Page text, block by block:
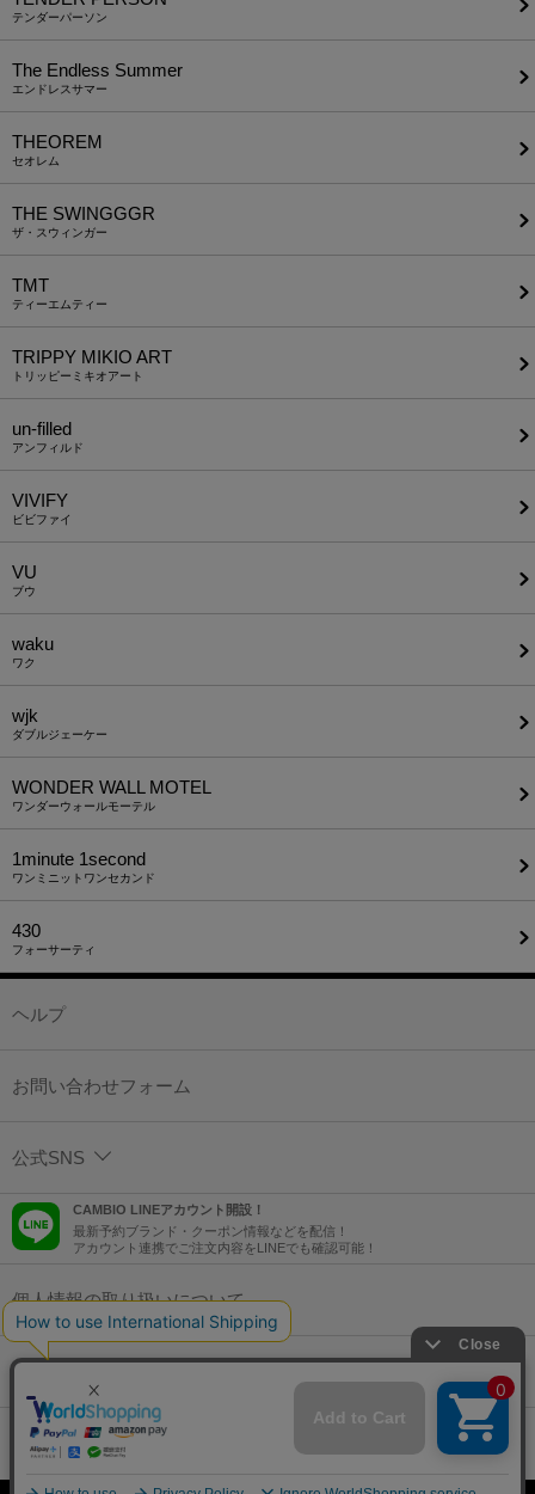
テンダーパーソン
The Endless Summer
エンドレスサマー
THEOREM
セオレム
THE SWINGGGR
ザ・スウィンガー
TMT
ティーエムティー
TRIPPY MIKIO ART
トリッピーミキオアート
un-filled
アンフィルド
VIVIFY
ビビファイ
VU
ブウ
waku
ワク
wjk
ダブルジェーケー
WONDER WALL MOTEL
ワンダーウォールモーテル
1minute​ 1second
ワンミニットワンセカンド
430
フォーサーティ
ヘルプ
お問い合わせフォーム
公式SNS
CAMBIO LINEアカウント開設！
最新予約ブランド・クーポン情報などを配信！
アカウント連携でご注文内容をLINEでも確認可能！
個人情報の取り扱いについて
特定商取引法に基づく表示
コーポレートサイト